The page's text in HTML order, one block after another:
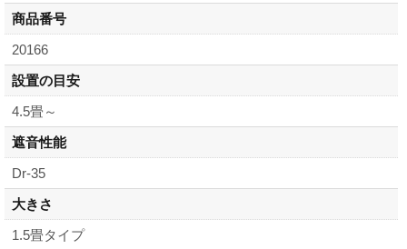
商品番号
20166
設置の目安
4.5畳～
遮音性能
Dr-35
大きさ
1.5畳タイプ